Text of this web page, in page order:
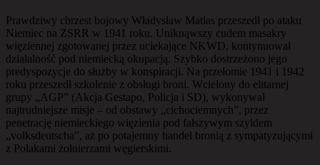
Prawdziwy chrzest bojowy Władysław Matias przeszedł po ataku
Niemiec na ZSRR w 1941 roku. Uniknąwszy cudem masakry
więziennej zgotowanej przez uciekające NKWD, kontynuował
działalność pod niemiecką okupacją. Szybko dostrzeżono jego
predyspozycje do służby w konspiracji. Na przełomie 1941 i 1942
roku przeszedł szkolenie z obsługi broni. Wcielony do elitarnej
grupy „AGP” (Akcja Gestapo, Policja i SD), wykonywał
najtrudniejsze misje – od obstawy „cichociemnych”, przez
penetrację niemieckiego więzienia pod fałszywym szyldem
„volksdeutscha”, aż po potajemny handel bronią z sympatyzującymi
z Polakami żołnierzami węgierskimi.